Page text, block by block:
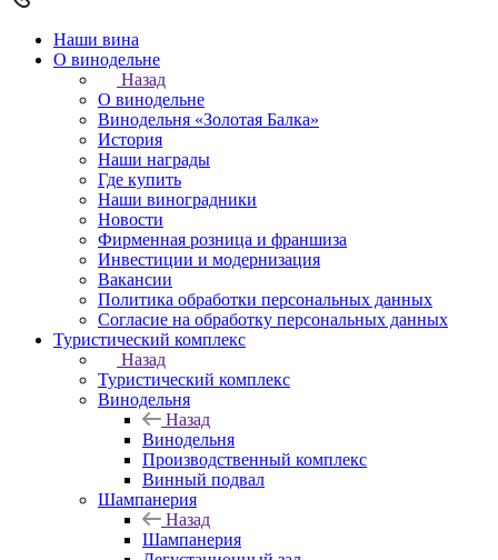
Наши вина
О винодельне
Назад
О винодельне
Винодельня «Золотая Балка»
История
Наши награды
Где купить
Наши виноградники
Новости
Фирменная розница и франшиза
Инвестиции и модернизация
Вакансии
Политика обработки персональных данных
Согласие на обработку персональных данных
Туристический комплекс
Назад
Туристический комплекс
Винодельня
Назад
Винодельня
Производственный комплекс
Винный подвал
Шампанерия
Назад
Шампанерия